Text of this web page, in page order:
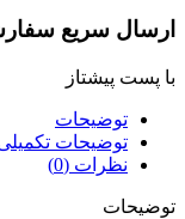
سریع
پیشتاز
توضیحات
توضیحات تکمیلی
نظرات (0)